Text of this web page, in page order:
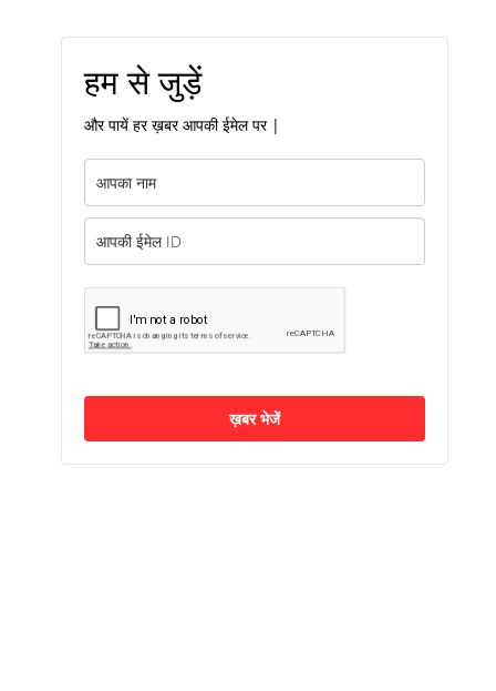
हम से जुड़ें
और पायें हर ख़बर आपकी ईमेल पर |
ख़बर भेजें